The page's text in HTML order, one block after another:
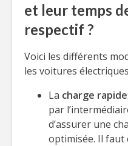
et leur temps
respectif ?
Voici les différents
les voitures
La charge rapide
par
d’assurer une
optimisée. Il faut